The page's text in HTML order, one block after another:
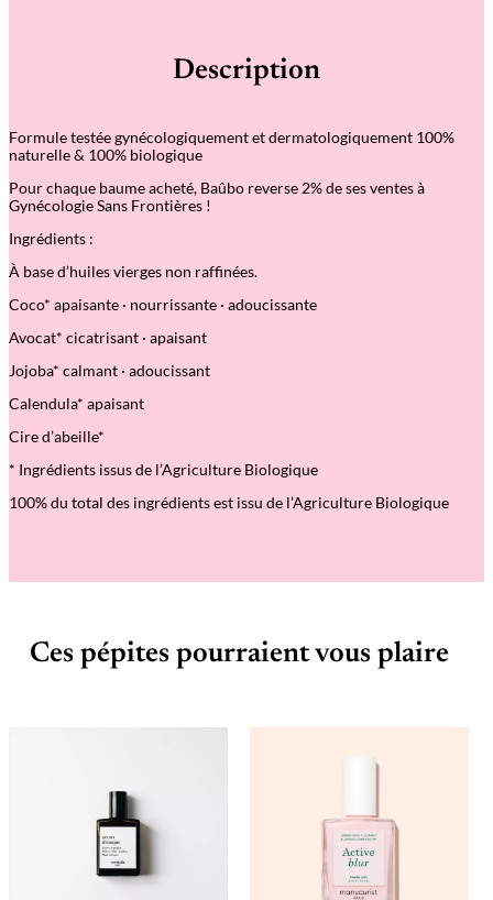
Description
Formule testée gynécologiquement et dermatologiquement 100%
naturelle & 100% biologique
Pour chaque baume acheté, Baûbo reverse 2% de ses ventes à
Gynécologie Sans Frontières !
Ingrédients :
À base d’huiles vierges non raffinées.
Coco* apaisante · nourrissante · adoucissante
Avocat* cicatrisant · apaisant
Jojoba* calmant · adoucissant
Calendula* apaisant
Cire d’abeille*
* Ingrédients issus de l’Agriculture Biologique
100% du total des ingrédients est issu de l’Agriculture Biologique
Ces pépites pourraient vous plaire